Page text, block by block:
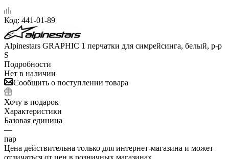
Код: 441-01-89
Alpinestars GRAPHIC 1 перчатки для симрейсинга, белый, р-р
S
Подробности
Нет в наличии
Сообщить о поступлении товара
Хочу в подарок
Характеристики
Базовая единица
—
пар
Цена действительна только для интернет-магазина и может
отличаться от цен в розничных магазинах